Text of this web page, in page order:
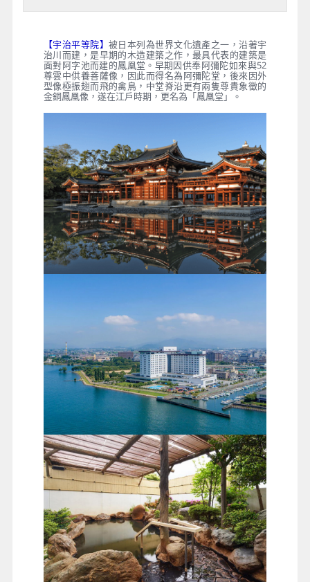
【宇治平等院】被日本列為世界文化遺產之一，沿著宇
治川而建，是早期的木造建築之作，最具代表的建築是
面對阿字池而建的鳳凰堂。早期因供奉阿彌陀如來與52
尊雲中供養菩薩像，因此而得名為阿彌陀堂，後來因外
型像極振翅而飛的禽鳥，中堂脊沿更有兩隻尊貴象徵的
金銅鳳凰像，遂在江戶時期，更名為「鳳凰堂」。